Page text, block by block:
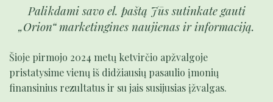
Palikdami savo el. paštą Jūs sutinkate gauti
„Orion“ marketingines naujienas ir informaciją.
Šioje pirmojo 2024 metų ketvirčio apžvalgoje
pristatysime vienų iš didžiausių pasaulio įmonių
finansinius rezultatus ir su jais susijusias įžvalgas.